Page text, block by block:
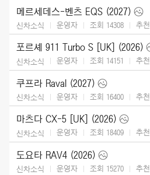
메르세데스-벤츠 EQS (2027)
신차소식 운영자 조회 14308 추천
포르셰 911 Turbo S [UK] (2026)
신차소식 운영자 조회 14151 추천
쿠프라 Raval (2027)
신차소식 운영자 조회 16400 추천
마츠다 CX-5 [UK] (2026)
신차소식 운영자 조회 18409 추천
도요타 RAV4 (2026)
신차소식 운영자 조회 15270 추천